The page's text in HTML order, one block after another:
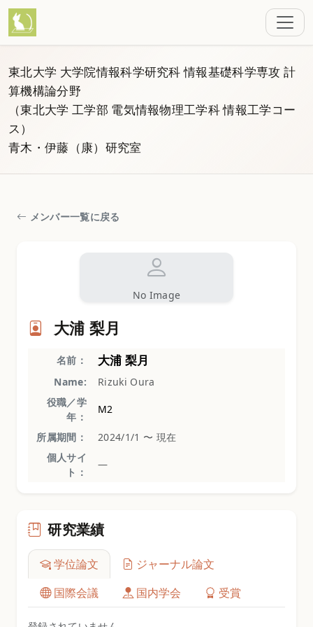
東北大学 大学院情報科学研究科 情報基礎科学専攻 計
算機構論分野
（東北大学 工学部 電気情報物理工学科 情報工学コー
ス）
青木・伊藤（康）研究室
メンバー一覧に戻る
No Image
大浦 梨月
名前： 大浦 梨月
Name:
Rizuki Oura
役職／学
年：
M2
所属期間：
2024/1/1 〜 現在
個人サイ
ト：
—
研究業績
学位論文
ジャーナル論文
国際会議
国内学会 受賞